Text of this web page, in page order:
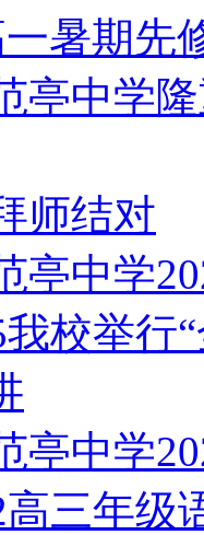
一暑期先
亭中学
师结对
亭中学
我校举行
亭中学
高三年